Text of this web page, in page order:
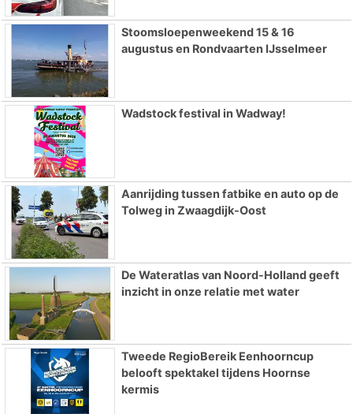
Stoomsloepenweekend 15 & 16
augustus en Rondvaarten IJsselmeer
Wadstock festival in Wadway!
Aanrijding tussen fatbike en auto op de
Tolweg in Zwaagdijk-Oost
De Wateratlas van Noord-Holland geeft
inzicht in onze relatie met water
Tweede RegioBereik Eenhoorncup
belooft spektakel tijdens Hoornse
kermis